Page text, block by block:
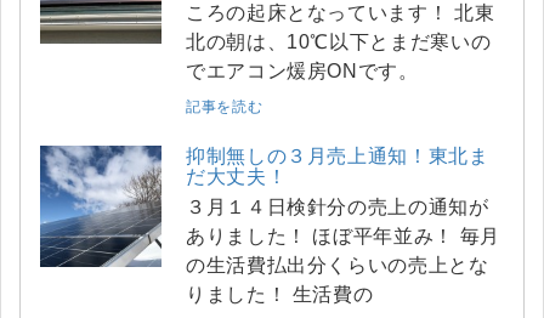
ころの起床となっています！ 北東
北の朝は、10℃以下とまだ寒いの
でエアコン煖房ONです。
記事を読む
抑制無しの３月売上通知！東北ま
だ大丈夫！
３月１４日検針分の売上の通知が
ありました！ ほぼ平年並み！ 毎月
の生活費払出分くらいの売上とな
りました！ 生活費の